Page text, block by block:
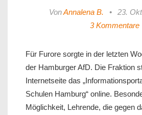
VonAnnalena B. • 23.
3 Kommentare
Für Furore sorgte in der letzten
der Hamburger AfD. Die Fraktion
Internetseite das
Schulen Hamburg“ online.
Möglichkeit, Lehrende, die gegen